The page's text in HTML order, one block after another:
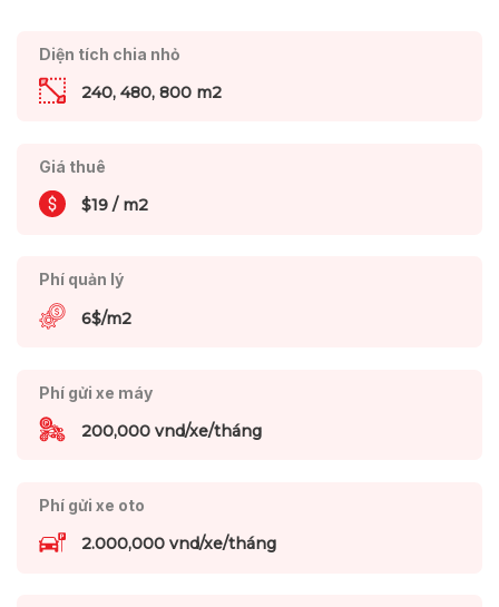
Diện tích chia nhỏ
240, 480, 800 m2
Giá thuê
$19 / m2
Phí quản lý
6$/m2
Phí gửi xe máy
200,000 vnd/xe/tháng
Phí gửi xe oto
2.000,000 vnd/xe/tháng